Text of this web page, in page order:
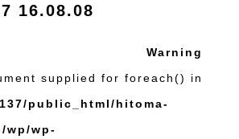
16.08.08
Warning
supplied for foreach() in
public_html/hitoma-
wp/wp-